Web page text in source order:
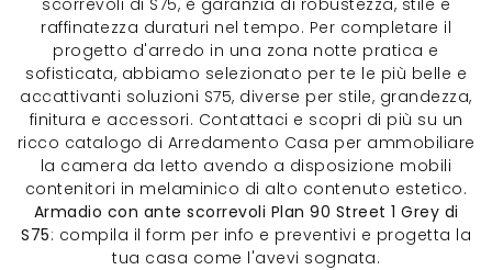
scorrevoli di S75, è garanzia di robustezza, stile e
raffinatezza duraturi nel tempo. Per completare il
progetto d'arredo in una zona notte pratica e
sofisticata, abbiamo selezionato per te le più belle e
accattivanti soluzioni S75, diverse per stile, grandezza,
finitura e accessori. Contattaci e scopri di più su un
ricco catalogo di Arredamento Casa per ammobiliare
la camera da letto avendo a disposizione mobili
contenitori in melaminico di alto contenuto estetico.
Armadio con ante scorrevoli Plan 90 Street 1 Grey di
S75: compila il form per info e preventivi e progetta la
tua casa come l'avevi sognata.